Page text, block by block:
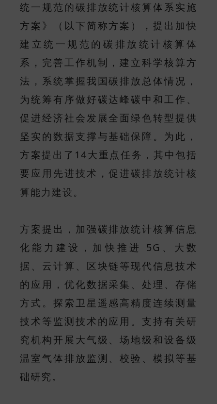
统一规范的碳排放统计核算体系实施
方案》（以下简称方案），提出加快
建立统一规范的碳排放统计核算体
系，完善工作机制，建立科学核算方
法，系统掌握我国碳排放总体情况，
为统筹有序做好碳达峰碳中和工作、
促进经济社会发展全面绿色转型提供
坚实的数据支撑与基础保障。为此，
方案提出了14大重点任务，其中包括
要 应用先进技术，促进碳排放统计核
算能力建设。
方案提出，加强碳排放统计核算信息
化能力建设，加快推进 5G、大数
据、云计算、区块链等现代信息技术
的应用，优化数据采集、处理、存储
方式。探索卫星遥感高精度连续测量
技术等监测技术的应用。支持有关研
究机构开展大气级、场地级和设备级
温室气体排放监测、校验、模拟等基
础研究。